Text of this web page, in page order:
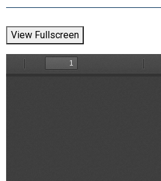
View Fullscreen